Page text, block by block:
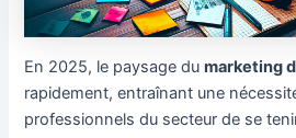
En 2025, le paysage dumarketing
rapidement, entraînant une
professionnels du secteur de se